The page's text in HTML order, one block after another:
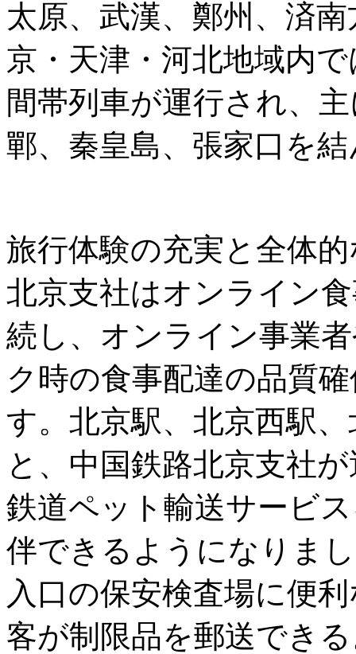
太原、武漢、鄭州、済
京・天津・河北地域内
間帯列車が運行され、
鄲、秦皇島、張家口を
旅行体験の充実と全体
北京支社はオンライン
続し、オンライン事業
ク時の食事配達の品質
す。北京駅、北京西駅
と、中国鉄路北京支社
鉄道ペット輸送サービ
伴できるようになりま
入口の保安検査場に便
客が制限品を郵送でき